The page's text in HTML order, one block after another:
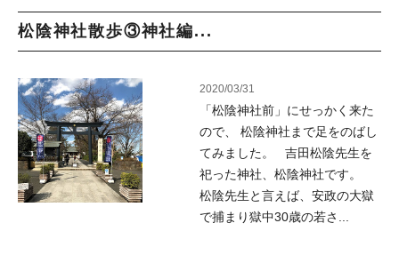
松陰神社散歩③神社編...
2020/03/31
「松陰神社前」にせっかく来た
ので、 松陰神社まで足をのばし
てみました。 吉田松陰先生を
祀った神社、松陰神社です。
松陰先生と言えば、安政の大獄
で捕まり獄中30歳の若さ...